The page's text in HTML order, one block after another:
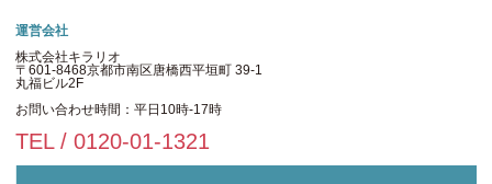
運営会社
株式会社キラリオ
〒601-8468京都市南区唐橋西平垣町 39-1
丸福ビル2F
お問い合わせ時間：平日10時-17時
TEL / 0120-01-1321